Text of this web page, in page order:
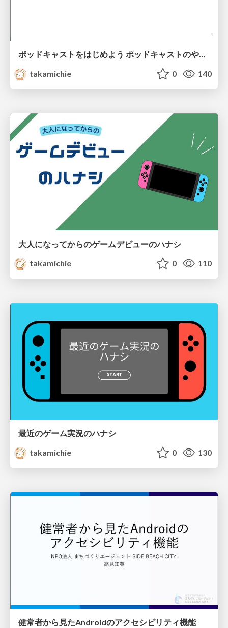
ポッドキャストをはじめよう ポッドキャストのやりかたと続けるコツ
takamichie
0 140
大人になってからのゲームデビューのハナシ
takamichie
0 110
最近のゲーム実況のハナシ
takamichie
0 130
健常者から見たAndroidのアクセシビリティ機能